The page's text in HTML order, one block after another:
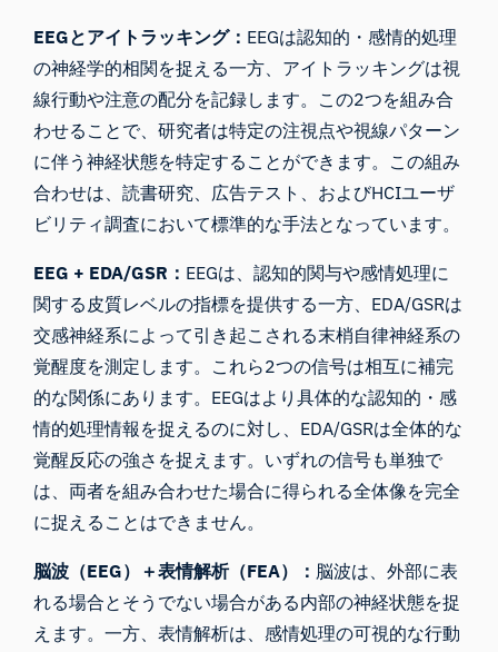
EEGとアイトラッキング： EEGは認知的・感情的処理
の神経学的相関を捉える一方、アイトラッキングは視
線行動や注意の配分を記録します。この2つを組み合
わせることで、研究者は特定の注視点や視線パターン
に伴う神経状態を特定することができます。この組み
合わせは、読書研究、広告テスト、およびHCIユーザ
ビリティ調査において標準的な手法となっています。
EEG + EDA/GSR： EEGは、認知的関与や感情処理に
関する皮質レベルの指標を提供する一方、EDA/GSRは
交感神経系によって引き起こされる末梢自律神経系の
覚醒度を測定します。これら2つの信号は相互に補完
的な関係にあります。EEGはより具体的な認知的・感
情的処理情報を捉えるのに対し、EDA/GSRは全体的な
覚醒反応の強さを捉えます。いずれの信号も単独で
は、両者を組み合わせた場合に得られる全体像を完全
に捉えることはできません。
脳波（EEG）＋表情解析（FEA）： 脳波は、外部に表
れる場合とそうでない場合がある内部の神経状態を捉
えます。一方、表情解析は、感情処理の可視的な行動